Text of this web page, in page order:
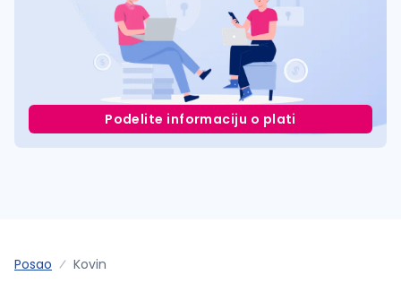
Podelite informaciju o plati
Posao Kovin